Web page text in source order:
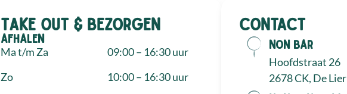
Take out & bezorgen
Afhalen
Ma t/m Za
Zo
09:00 – 16:30 uur
10:00 – 16:30 uur
Contact
NON Bar
Hoofdstraat 26
2678 CK, De Lier